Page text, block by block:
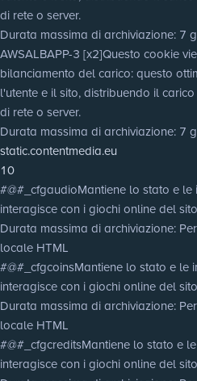
di rete o server.
Durata massima di archiviazione: 7
AWSALBAPP-3 [x2]Questo cookie
bilanciamento del carico: questo
l'utente e il sito, distribuendo il
di rete o server.
Durata massima di archiviazione: 7
static.contentmedia.eu
10
#@#_cfgaudioMantiene lo stato e
interagisce con i giochi online del
Durata massima di archiviazione:
locale HTML
#@#_cfgcoinsMantiene lo stato e le
interagisce con i giochi online del
Durata massima di archiviazione:
locale HTML
#@#_cfgcreditsMantiene lo stato e
interagisce con i giochi online del